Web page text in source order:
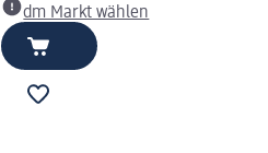
dm Markt wählen